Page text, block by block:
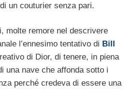
un couturier senza pari.
molte remore nel descrivere
l’ennesimo tentativo di Bill
di Dior, di tenere, in piena
una nave che affonda sotto i
perché credeva di essere una